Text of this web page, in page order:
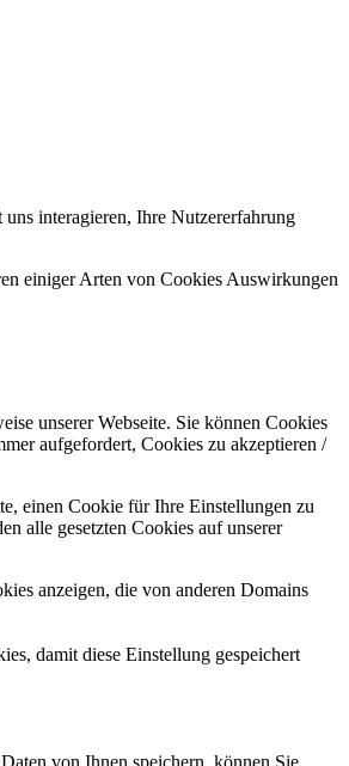
interagieren, Ihre Nutzererfahrung
einiger Arten von Cookies Auswirkungen
unserer Webseite. Sie können Cookies
aufgefordert, Cookies zu akzeptieren /
einen Cookie für Ihre Einstellungen zu
alle gesetzten Cookies auf unserer
anzeigen, die von anderen Domains
damit diese Einstellung gespeichert
von Ihnen speichern, können Sie